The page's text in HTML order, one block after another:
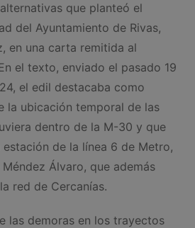
que planteó el
del Ayuntamiento de Rivas,
en una carta remitida al
el texto, enviado el pasado 19
el edil destacaba como
la ubicación temporal de las
dentro de la M-30 y que
de la línea 6 de Metro,
Álvaro, que además
red de Cercanías.
las demoras en los trayectos